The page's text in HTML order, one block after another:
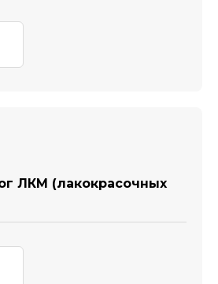
ЛКМ (лакокрасочных